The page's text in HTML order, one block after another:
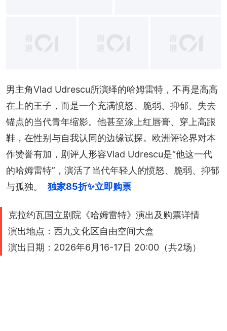
+12
男主角Vlad Udrescu所演绎的哈姆雷特，不再是高高
在上的王子，而是一个充满愤怒、脆弱、抑郁、失去
锚点的当代青年缩影。他甚至涂上红唇膏、穿上高跟
鞋，在性别与自我认同的边缘试探。欧洲评论界对本
作赞誉有加，剧评人形容Vlad Udrescu是“他这一代
的哈姆雷特”，演活了当代年轻人的愤怒、脆弱、抑郁
与孤独。
独家85折✨立即购票
克拉约瓦国立剧院《哈姆雷特》演出及购票详情
演出地点：西九文化区自由空间大盒
演出日期：2026年6月16-17日 20:00（共2场）